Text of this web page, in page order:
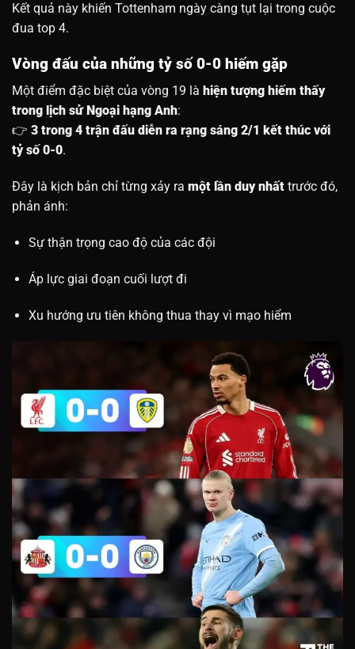
Kết quả này khiến Tottenham ngày càng tụt lại trong cuộc
đua top 4.
Vòng đấu của những tỷ số 0-0 hiếm gặp
Một điểm đặc biệt của vòng 19 là hiện tượng hiếm thấy
trong lịch sử Ngoại hạng Anh:
👉 3 trong 4 trận đấu diễn ra rạng sáng 2/1 kết thúc với
tỷ số 0-0.
Đây là kịch bản chỉ từng xảy ra một lần duy nhất trước đó,
phản ánh:
Sự thận trọng cao độ của các đội
Áp lực giai đoạn cuối lượt đi
Xu hướng ưu tiên không thua thay vì mạo hiểm